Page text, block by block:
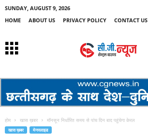
SUNDAY, AUGUST 9, 2026
HOME
ABOUT US PRIVACY POLICY CONTACT US
होम खास ख़बर मॉनसून निर्धारित समय से पांच दिन बाद पहुंचेगा केरल
खास ख़बर मेनस्लाइड